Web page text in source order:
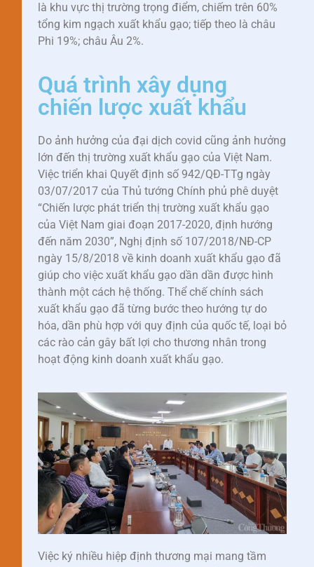
là khu vực thị trường trọng điểm, chiếm trên 60%
tổng kim ngạch xuất khẩu gạo; tiếp theo là châu
Phi 19%; châu Âu 2%.
Quá trình xây dụng
chiến lược xuất khẩu
Do ảnh hưởng của đại dịch covid cũng ảnh hưởng
lớn đến thị trường xuất khẩu gạo của Việt Nam.
Việc triển khai Quyết định số 942/QĐ-TTg ngày
03/07/2017 của Thủ tướng Chính phủ phê duyệt
“Chiến lược phát triển thị trường xuất khẩu gạo
của Việt Nam giai đoạn 2017-2020, định hướng
đến năm 2030”, Nghị định số 107/2018/NĐ-CP
ngày 15/8/2018 về kinh doanh xuất khẩu gạo đã
giúp cho việc xuất khẩu gạo dần dần được hình
thành một cách hệ thống. Thể chế chính sách
xuất khẩu gạo đã từng bước theo hướng tự do
hóa, dần phù hợp với quy định của quốc tế, loại bỏ
các rào cản gây bất lợi cho thương nhân trong
hoạt động kinh doanh xuất khẩu gạo.
Việc ký nhiều hiệp định thương mại mang tầm